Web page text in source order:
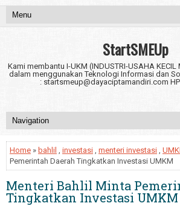
StartSMEUp
Kami membantu I-UKM (INDUSTRI-USAHA
dalam menggunakan Teknologi Informasi dan
: startsmeup@dayaciptamandiri.com
Home » bahlil , investasi , menteri investasi ,
Pemerintah Daerah Tingkatkan Investasi UMKM
Menteri Bahlil Minta
Tingkatkan Investasi UMKM